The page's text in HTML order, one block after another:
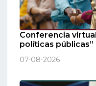
Conferencia
políticas públicas”
07-08-2026